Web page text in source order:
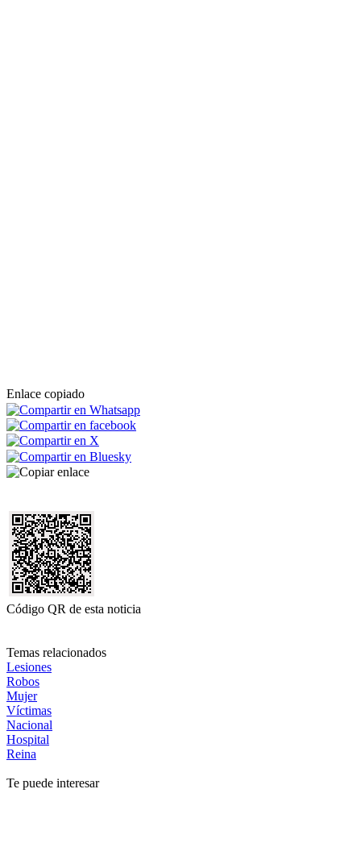
Enlace copiado
Código QR de esta noticia
Temas relacionados
Lesiones
Robos
Mujer
Víctimas
Nacional
Hospital
Reina
Te puede interesar